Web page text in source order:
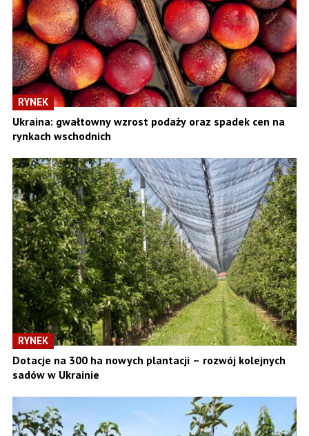
RYNEK
Ukraina: gwałtowny wzrost podaży oraz spadek cen na
rynkach wschodnich
RYNEK
Dotacje na 300 ha nowych plantacji – rozwój kolejnych
sadów w Ukrainie